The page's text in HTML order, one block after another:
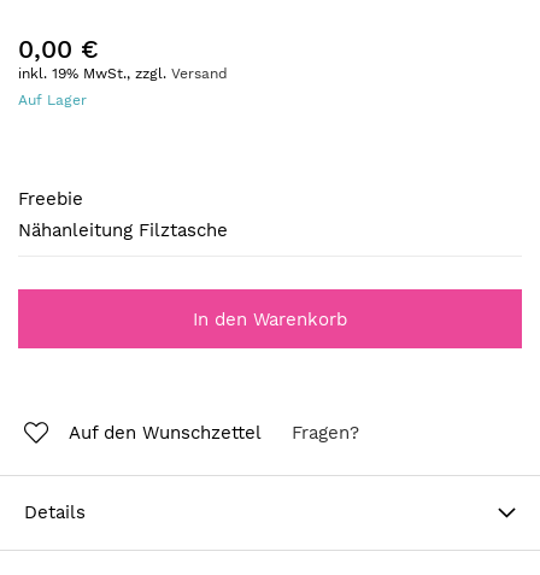
0,00 €
inkl. 19% MwSt., zzgl. Versand
Auf Lager
Freebie
Nähanleitung Filztasche
In den Warenkorb
Auf den Wunschzettel Fragen?
Details